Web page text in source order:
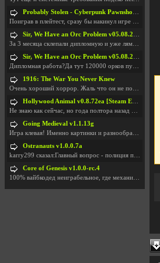
Probably Stolen - Cyberpunk Pawnshop Simulator v048c [Playtest]
Поиграв в плейтест, сразу бы накинул игре наивысши
Sir, We Have an Orc Problem v05.08.2026
За 3 месяца склепали дипломную и уже лям двести ба
Sir, We Have an Orc Problem v05.08.2026
Дипломная работа?Да тут 120000 орков путь выбирают
1916: The War You Never Knew
Очень хороший хоррор. Жаль что он не получил должн
Hollywood Animal v0.8.72ea [Steam Early Access]
Не знаю как сейчас, но года полтора назад игра был
Going Medieval v1.1.13g
Игра клевая! Именно картинки и разнообразия в стро
Ostranauts v1.0.0.7a
karry299 сказал:Главный вопрос - полиция по-прежне
Core of Genesis v1.0.0-rc.4
100% вайбкодед неиграбельное, где механики знает т